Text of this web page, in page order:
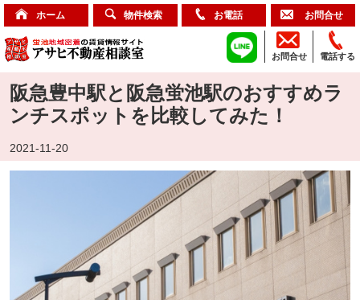
ホーム 物件検索 お電話 お問合せ
電話する
お問合せ
阪急豊中駅と阪急蛍池駅のおすすめラ
ンチスポットを比較してみた！
2021-11-20